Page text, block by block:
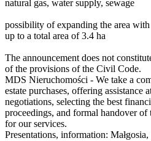
natural gas, water supply, sewage
possibility of expanding the area
up to a total area of 3.4 ha
The announcement does not
of the provisions of the Civil Code.
MDS Nieruchomości - We take a
estate purchases, offering assistance
negotiations, selecting the best
proceedings, and formal handover of
for our services.
Presentations, information: